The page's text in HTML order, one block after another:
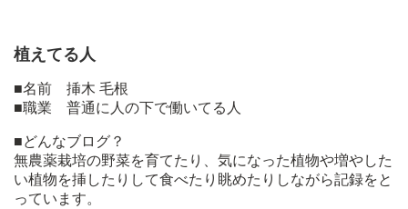
植えてる人
■名前 挿木 毛根
■職業 普通に人の下で働いてる人
■どんなブログ？
無農薬栽培の野菜を育てたり、気になった植物や増やした
い植物を挿したりして食べたり眺めたりしながら記録をと
っています。